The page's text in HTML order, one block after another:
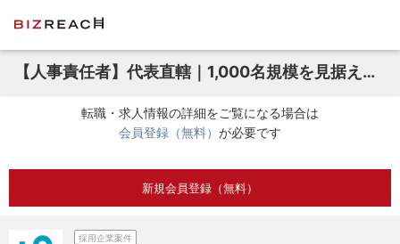
【人事責任者】代表直轄｜1,000名規模を見据えたグループ人事を、制度設計からつくる
転職・求人情報の詳細をご覧になる場合は
会員登録（無料） が必要です
新規会員登録（無料）
採用企業案件